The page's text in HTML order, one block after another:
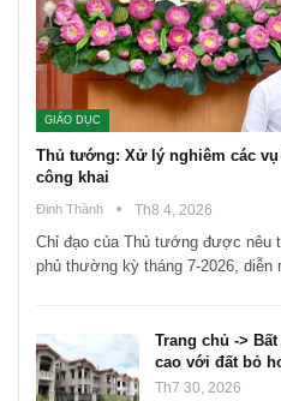
GIÁO DỤC
Thủ tướng: Xử lý nghiêm các
công khai
Đinh Thành Th8 4, 2026
Chỉ đạo của Thủ tướng được nêu
phủ thường kỳ tháng 7-2026, diễn
Trang chủ ->
cao với đất bỏ
Th7 30, 2026